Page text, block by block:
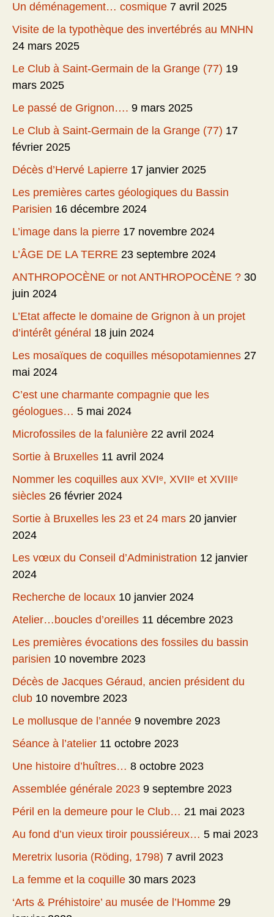
Un déménagement… cosmique 7 avril 2025
Visite de la typothèque des invertébrés au MNHN
24 mars 2025
Le Club à Saint-Germain de la Grange (77) 19
mars 2025
Le passé de Grignon…. 9 mars 2025
Le Club à Saint-Germain de la Grange (77) 17
février 2025
Décès d’Hervé Lapierre 17 janvier 2025
Les premières cartes géologiques du Bassin
Parisien 16 décembre 2024
L’image dans la pierre 17 novembre 2024
L’ÂGE DE LA TERRE 23 septembre 2024
ANTHROPOCÈNE or not ANTHROPOCÈNE ? 30
juin 2024
L’Etat affecte le domaine de Grignon à un projet
d’intérêt général 18 juin 2024
Les mosaïques de coquilles mésopotamiennes 27
mai 2024
C’est une charmante compagnie que les
géologues… 5 mai 2024
Microfossiles de la falunière 22 avril 2024
Sortie à Bruxelles 11 avril 2024
Nommer les coquilles aux XVIᵉ, XVIIᵉ et XVIIIᵉ
siècles 26 février 2024
Sortie à Bruxelles les 23 et 24 mars 20 janvier
2024
Les vœux du Conseil d’Administration 12 janvier
2024
Recherche de locaux 10 janvier 2024
Atelier…boucles d’oreilles 11 décembre 2023
Les premières évocations des fossiles du bassin
parisien 10 novembre 2023
Décès de Jacques Géraud, ancien président du
club 10 novembre 2023
Le mollusque de l’année 9 novembre 2023
Séance à l’atelier 11 octobre 2023
Une histoire d’huîtres… 8 octobre 2023
Assemblée générale 2023 9 septembre 2023
Péril en la demeure pour le Club… 21 mai 2023
Au fond d’un vieux tiroir poussiéreux… 5 mai 2023
Meretrix lusoria (Röding, 1798) 7 avril 2023
La femme et la coquille 30 mars 2023
‘Arts & Préhistoire’ au musée de l’Homme 29